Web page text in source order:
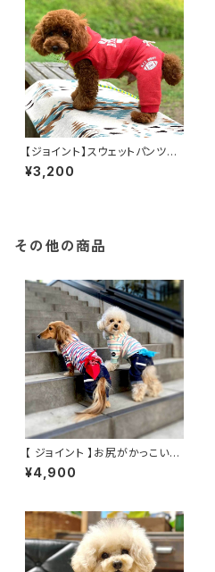
【ジョイント】スウェットパンツは
スポーティーなアメフトネームフ
ーディにぴったり
¥3,200
その他の商品
【 ジョイント 】お尻がかっこいい
デニムパンツ
¥4,900